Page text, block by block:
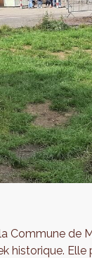
Commune de
historique.